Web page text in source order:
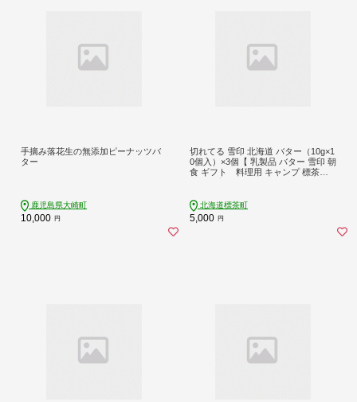
手摘み落花生の無添加ピーナッツバ
ター
鹿児島県大崎町
10,000 円
切れてる 雪印 北海道 バター（10g×1
0個入）×3個【 乳製品 バター 雪印 朝
食 ギフト 料理用 キャンプ 標茶町
北海道標茶町
5,000 円